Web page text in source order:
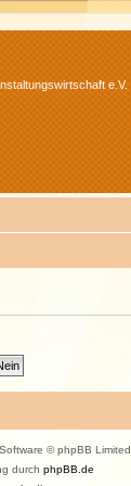
e.V.
© phpBB Limited
durch phpBB.de